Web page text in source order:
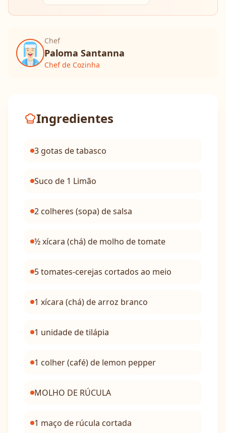
Chef
Paloma Santanna
Chef de Cozinha
Ingredientes
3 gotas de tabasco
Suco de 1 Limão
2 colheres (sopa) de salsa
½ xícara (chá) de molho de tomate
5 tomates-cerejas cortados ao meio
1 xícara (chá) de arroz branco
1 unidade de tilápia
1 colher (café) de lemon pepper
MOLHO DE RÚCULA
1 maço de rúcula cortada